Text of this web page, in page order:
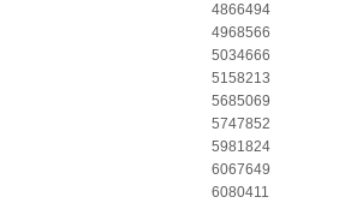
4866494
4968566
5034666
5158213
5685069
5747852
5981824
6067649
6080411